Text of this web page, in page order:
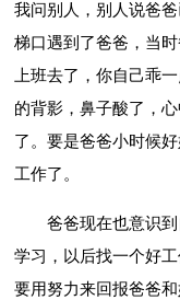
我问别人，别人说爸
梯口遇到了爸爸，当
上班去了，你自己乖
的背影，鼻子酸了，
了。要是爸爸小时候
工作了。
爸爸现在也意识到
学习，以后找一个好
要用努力来回报爸爸和